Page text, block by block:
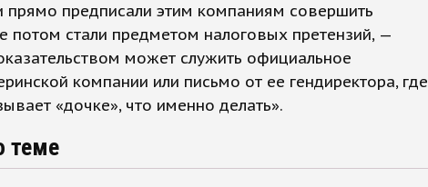
прямо предписали этим компаниям совершить
потом стали предметом налоговых претензий, —
может служить официальное
компании или письмо от ее гендиректора, где
«дочке», что именно делать».
теме